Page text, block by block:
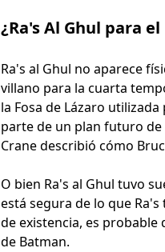
¿Ra's Al Ghul para
Ra's al Ghul no aparece
villano para la cuarta
la Fosa de Lázaro
parte de un plan futuro de
Crane describió cómo
O bien Ra's al Ghul tuvo
está segura de lo que
de existencia, es
de Batman.